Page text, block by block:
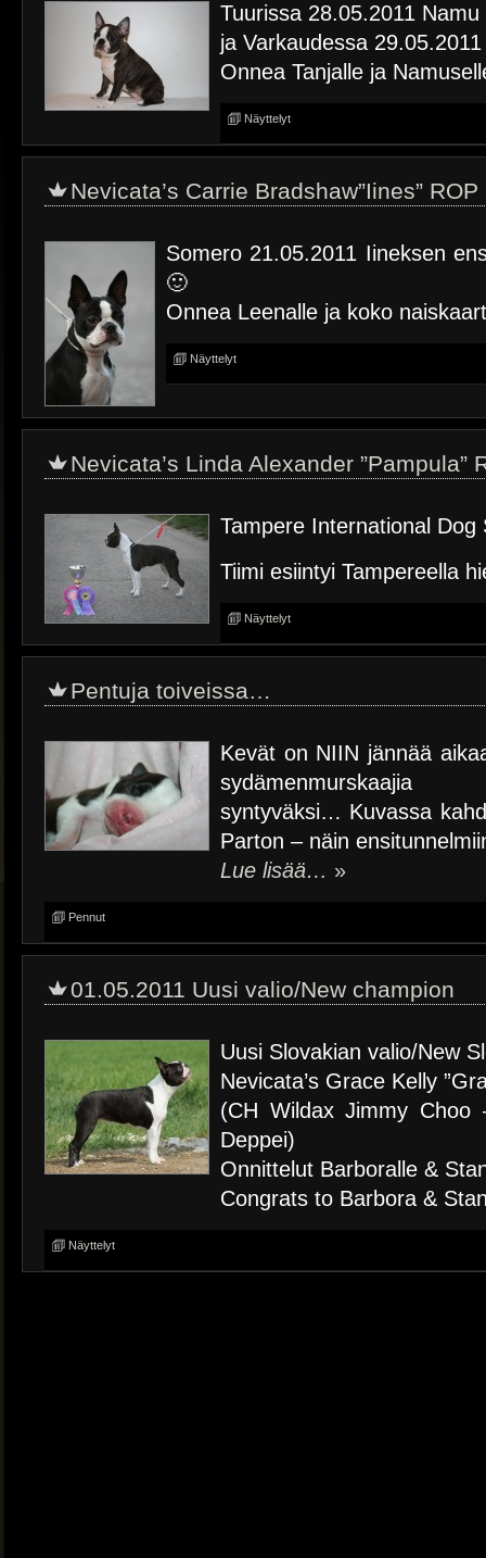
Tuurissa 28.05.2011
ja Varkaudessa
Onnea Tanjalle ja
Näyttelyt
Nevicata’s Carrie Bradshaw”Iines” ROP
Somero 21.05.2011 Iineksen
🙂
Onnea Leenalle ja koko
Näyttelyt
Nevicata’s Linda Alexander ”Pampula”
Tampere International Dog
Tiimi esiintyi Tampereella
Näyttelyt
Pentuja toiveissa…
Kevät on NIIN jännää
sydämenmurskaajia
syntyväksi… Kuvassa
Parton – näin
Lue lisää… »
Pennut
01.05.2011 Uusi valio/New champion
Uusi Slovakian valio/New
Nevicata’s Grace Kelly
(CH Wildax Jimmy Choo
Deppei)
Onnittelut Barboralle &
Congrats to Barbora &
Näyttelyt